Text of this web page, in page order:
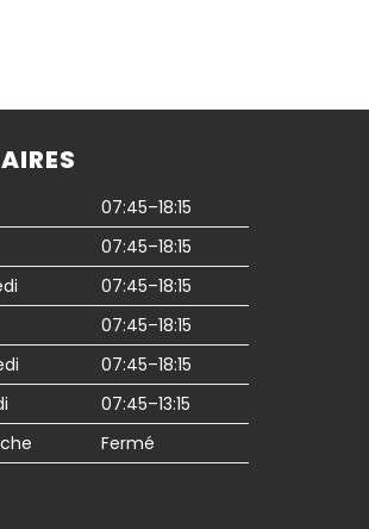
07:45–18:15
07:45–18:15
07:45–18:15
07:45–18:15
07:45–18:15
07:45–13:15
Fermé